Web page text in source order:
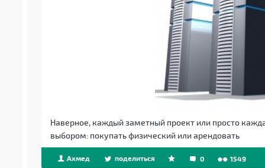
Наверное, каждый заметный проект или просто
выбором: покупать физический или арендовать
Ахмед поделиться 0 1549